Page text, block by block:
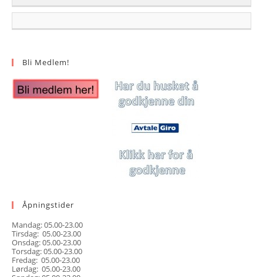
Bli Medlem!
Åpningstider
Mandag: 05.00-23.00
Tirsdag: 05.00-23.00
Onsdag: 05.00-23.00
Torsdag: 05.00-23.00
Fredag: 05.00-23.00
Lørdag: 05.00-23.00